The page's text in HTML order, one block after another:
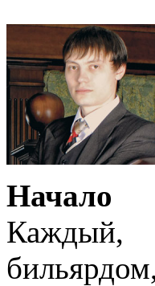
Начало
Каждый,